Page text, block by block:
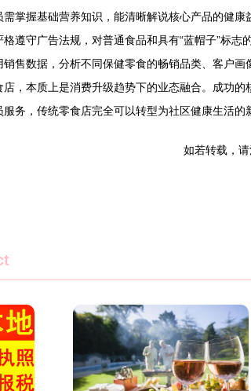
需掌握基础营养知识，能清晰解说核心产品的健
格遵守广告法规，对普通食品和具有“蓝帽子”标
销售数据，分析不同保健零食的畅销品类、客户
，本质上是消费升级趋势下的业态融合。成功
务，传统零食店完全可以转型为社区健康生活的
如若转载，